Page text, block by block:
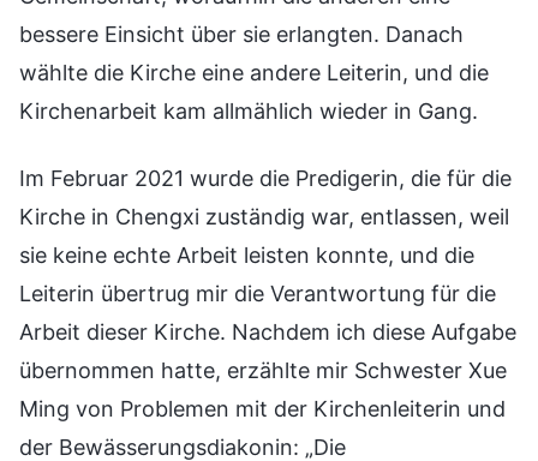
bessere Einsicht über sie erlangten. Danach
wählte die Kirche eine andere Leiterin, und die
Kirchenarbeit kam allmählich wieder in Gang.
Im Februar 2021 wurde die Predigerin, die für die
Kirche in Chengxi zuständig war, entlassen, weil
sie keine echte Arbeit leisten konnte, und die
Leiterin übertrug mir die Verantwortung für die
Arbeit dieser Kirche. Nachdem ich diese Aufgabe
übernommen hatte, erzählte mir Schwester Xue
Ming von Problemen mit der Kirchenleiterin und
der Bewässerungsdiakonin: „Die